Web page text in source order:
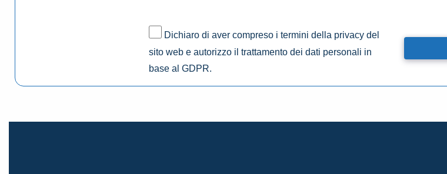
Dichiaro di aver compreso i termini della privacy del
sito web e autorizzo il trattamento dei dati personali in
base al GDPR.